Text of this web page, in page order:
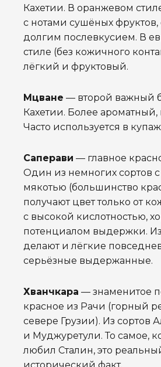
Кахетии. В оранжевом
с нотами сушёных фруктов,
долгим послевкусием. В
стиле (без кожичного
лёгкий и фруктовый.
Мцване — второй важный
Кахетии. Более
Часто используется в
Саперави — главное
Один из немногих сортов
мякотью (большинство
получают цвет только от
с высокой кислотностью,
потенциалом выдержки.
делают и лёгкие
серьёзные выдержанные.
Хванчкара — знаменитое
красное из Рачи (горный
севере Грузии). Из сортов
и Муджуретули. То самое,
любил Сталин, это